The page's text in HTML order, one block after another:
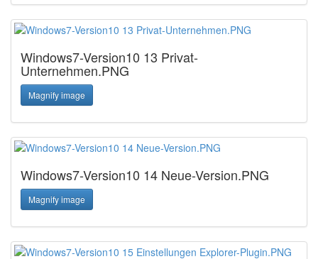
Windows7-Version10 13 Privat-
Unternehmen.PNG
Magnify image
Windows7-Version10 14 Neue-Version.PNG
Magnify image